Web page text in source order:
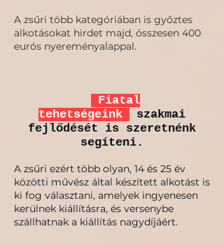
A zsűri több kategóriában is győztes
alkotásokat hirdet majd, összesen 400
eurós nyereményalappal.
Fiatal
tehetségeink
szakmai
fejlődését is szeretnénk
segíteni.
A zsűri ezért több olyan, 14 és 25 év
közötti művész által készített alkotást is
ki fog választani, amelyek ingyenesen
kerülnek kiállításra, és versenybe
szállhatnak a kiállítás nagydíjáért.